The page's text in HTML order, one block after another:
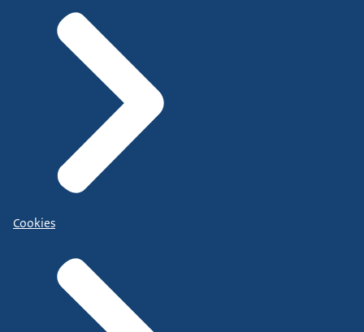
Cookies